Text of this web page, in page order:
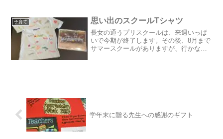
コミの良いGymnastics、いわゆる体操教
室を見つけ、先...
子育て 思い出のスクールTシャツ
長女の通うプリスクールは、来週いっぱ
いで今期が終了します。その後、8月まで
サマースクールがありますが、行かない
学年末に贈る先生への感謝のギフト